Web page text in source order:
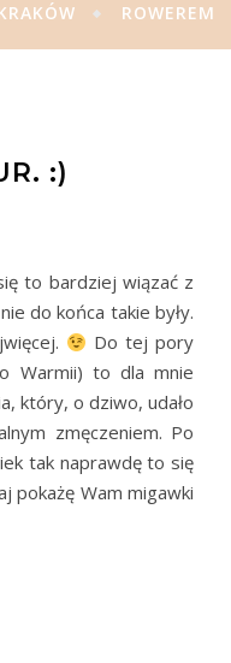
ROWEREM
:)
to bardziej wiązać z
do końca takie były.
Do tej pory
Warmii) to dla mnie
który, o dziwo, udało
zmęczeniem. Po
tak naprawdę to się
pokażę Wam migawki